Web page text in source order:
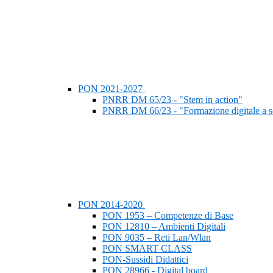
PON 2021-2027
PNRR DM 65/23 - "Stem in action"
PNRR DM 66/23 - "Formazione digitale a
PON 2014-2020
PON 1953 – Competenze di Base
PON 12810 – Ambienti Digitali
PON 9035 – Reti Lan/Wlan
PON SMART CLASS
PON-Sussidi Didattici
PON 28966 - Digital board